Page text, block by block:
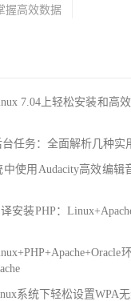
握高效数据
7.04上轻松安装和高
任务：全面解析几种实
使用Audacity高效编辑
安装PHP：
系统下轻松设置WPA